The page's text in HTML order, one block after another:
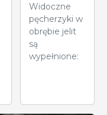
Widoczne
pęcherzyki w
obrębie jelit
są
wypełnione: